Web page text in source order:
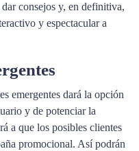
consejos y, en definitiva,
y espectacular a
emergentes dará la opción
y de potenciar la
a que los posibles clientes
promocional. Así podrán